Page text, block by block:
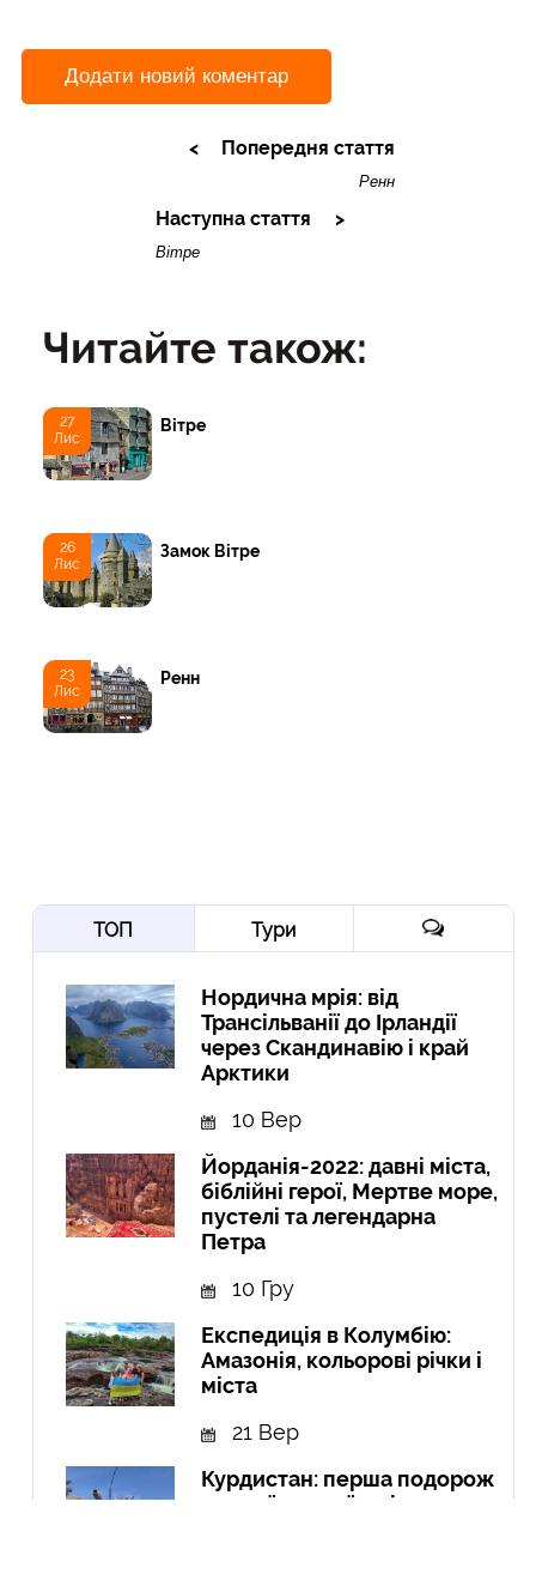
Додати новий коментар
Попередня стаття
Ренн
Наступна стаття
Вітре
Читайте також:
27
Лис
Вітре
26
Лис
Замок Вітре
23
Лис
Ренн
ТОП Тури
Нордична мрія: від
Трансільванії до Ірландії
через Скандинавію і край
Арктики
10 Вер
Йорданія-2022: давні міста,
біблійні герої, Мертве море,
пустелі та легендарна
Петра
10 Гру
Експедиція в Колумбію:
Амазонія, кольорові річки і
міста
21 Вер
Курдистан: перша подорож
до країни, якої не існує